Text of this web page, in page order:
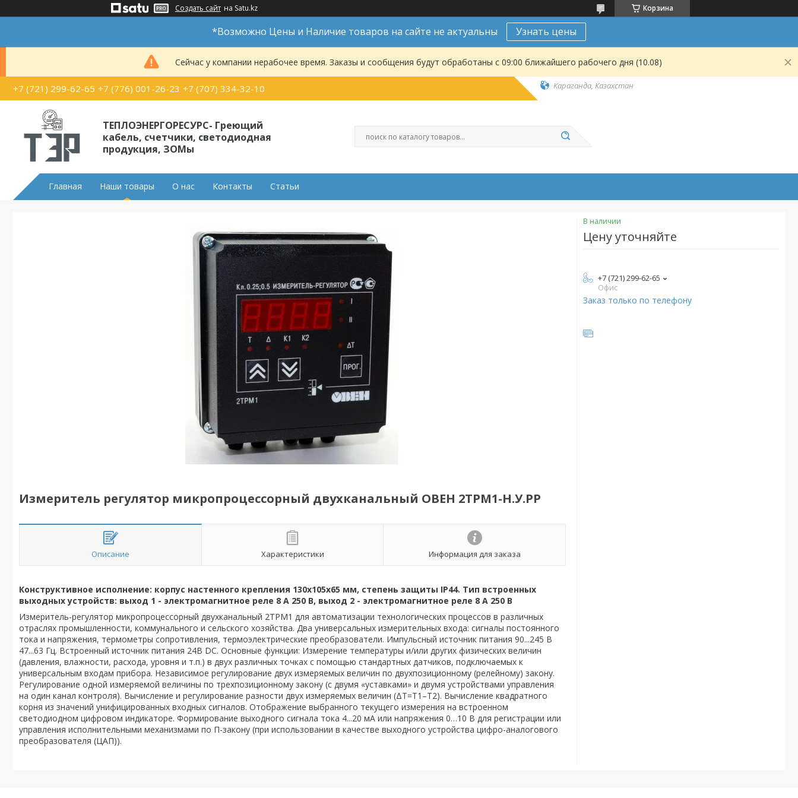
Создать сайт на Satu.kz Корзина
*Возможно Цены и Наличие товаров на сайте не актуальны Узнать цены
Сейчас у компании нерабочее время. Заказы и сообщения будут обработаны с 09:00 ближайшего рабочего дня (10.08)
+7 (721) 299-62-65 +7 (776) 001-26-23 +7 (707) 334-32-10 Караганда, Казахстан
ТЕПЛОЭНЕРГОРЕСУРС- Греющий
кабель, счетчики, светодиодная
продукция, ЗОМы
Главная Наши товары О нас Контакты Статьи
Измеритель регулятор микропроцессорный двухканальный ОВЕН 2ТРМ1-Н.У.РР
Описание Характеристики Информация для заказа
Конструктивное исполнение: корпус настенного крепления 130х105х65 мм, степень защиты IP44. Тип встроенных
выходных устройств: выход 1 - электромагнитное реле 8 А 250 В, выход 2 - электромагнитное реле 8 А 250 В
Измеритель-регулятор микропроцессорный двухканальный 2ТРМ1 для автоматизации технологических процессов в различных
отраслях промышленности, коммунального и сельского хозяйства. Два универсальных измерительных входа: сигналы постоянного
тока и напряжения, термометры сопротивления, термоэлектрические преобразователи. Импульсный источник питания 90...245 В
47...63 Гц. Встроенный источник питания 24В DC. Основные функции: Измерение температуры и/или других физических величин
(давления, влажности, расхода, уровня и т.п.) в двух различных точках с помощью стандартных датчиков, подключаемых к
универсальным входам прибора. Независимое регулирование двух измеряемых величин по двухпозиционному (релейному) закону.
Регулирование одной измеряемой величины по трехпозиционному закону (с двумя «уставками» и двумя устройствами управления
на один канал контроля). Вычисление и регулирование разности двух измеряемых величин (ΔТ=Т1–Т2). Вычисление квадратного
корня из значений унифицированных входных сигналов. Отображение выбранного текущего измерения на встроенном
светодиодном цифровом индикаторе. Формирование выходного сигнала тока 4...20 мА или напряжения 0…10 В для регистрации или
управления исполнительными механизмами по П-закону (при использовании в качестве выходного устройства цифро-аналогового
преобразователя (ЦАП)).
В наличии
Цену уточняйте
+7 (721) 299-62-65
Офис
Заказ только по телефону